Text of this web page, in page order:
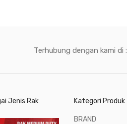
Terhubung dengan kami di :
Jenis Rak Kategori Produk
BRAND